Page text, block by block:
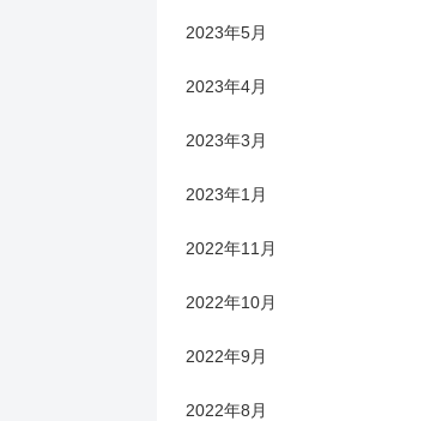
2023年5月
2023年4月
2023年3月
2023年1月
2022年11月
2022年10月
2022年9月
2022年8月